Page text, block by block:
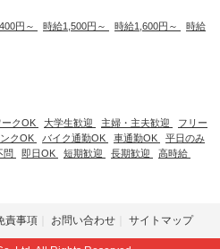
円～ 時給1,500円～ 時給1,600円～
時給
ークOK 大学生歓迎 主婦・主夫歓迎
フリー
クOK バイク通勤OK 車通勤OK
平日のみ
問 即日OK 短期歓迎 長期歓迎 高時給
責事項 お問い合わせ サイトマップ